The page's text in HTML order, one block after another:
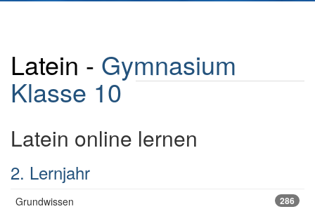
Latein - Gymnasium
Klasse 10
Latein online lernen
2. Lernjahr
Grundwissen 286